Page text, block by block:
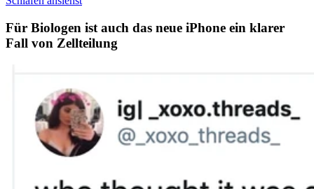
Für Biologen ist auch das neue iPhone ein klarer
Fall von Zellteilung